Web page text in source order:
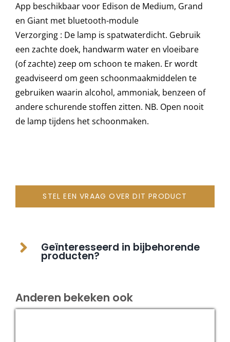
App beschikbaar voor Edison de Medium, Grand
en Giant met bluetooth-module
Verzorging : De lamp is spatwaterdicht. Gebruik
een zachte doek, handwarm water en vloeibare
(of zachte) zeep om schoon te maken. Er wordt
geadviseerd om geen schoonmaakmiddelen te
gebruiken waarin alcohol, ammoniak, benzeen of
andere schurende stoffen zitten. NB. Open nooit
de lamp tijdens het schoonmaken.
STEL EEN VRAAG OVER DIT PRODUCT
Geïnteresseerd in bijbehorende
producten?
Anderen bekeken ook